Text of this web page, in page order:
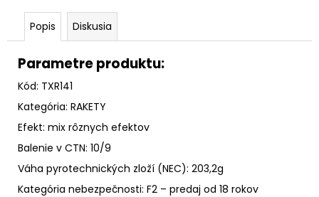
Popis Diskusia
Parametre produktu:
Kód: TXR141
Kategória: RAKETY
Efekt: mix rôznych efektov
Balenie v CTN: 10/9
Váha pyrotechnických zloží (NEC): 203,2g
Kategória nebezpečnosti: F2 – predaj od 18 rokov